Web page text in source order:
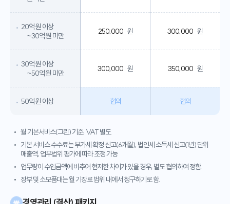
20억 원 이상
~30억 원 미만
250,000 원 300,000 원
30억 원 이상
~50억 원 미만
300,000 원 350,000 원
50억 원 이상 협의 협의
월 기본서비스(그린) 기준, VAT 별도
기본 서비스 수수료는 부가세 확정 신고(6개월), 법인세 소득세 신고(1년) 단위
매출액, 업무법위 평가에 따라 조정 가능
업무량이 수입금액에 비추어 현저한 차이가 있을 경우, 별도 협의하여 정함.
장부 및 소모품대는 월 기장료 범위 내에서 청구하기로 함.